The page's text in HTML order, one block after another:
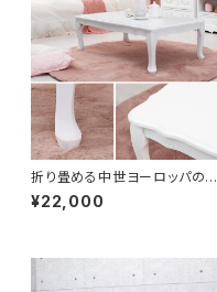
折り畳める中世ヨーロッパのロ
ココ調のプリンセステーブル
¥22,000